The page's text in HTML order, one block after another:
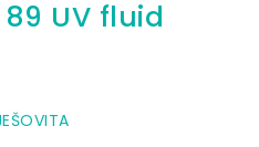
89 UV fluid